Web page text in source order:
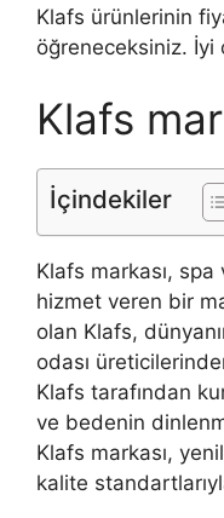
Klafs ürünlerinin
öğreneceksiniz. İyi
Klafs
İçindekiler
Klafs markası,
hizmet veren bir
olan Klafs,
odası
Klafs tarafından
ve bedenin
Klafs markası,
kalite